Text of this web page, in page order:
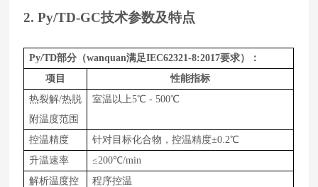
2. Py/TD-GC技术参数及特点
Py/TD部分（wanquan满足IEC62321-8:2017要求）：
项目
性能指标
热裂解/热脱
附温度范围
室温以上5℃ - 500℃
控温精度 针对目标化合物，控温精度±0 .2℃
升温速率
≤200℃/min
解析温度控
程序控温